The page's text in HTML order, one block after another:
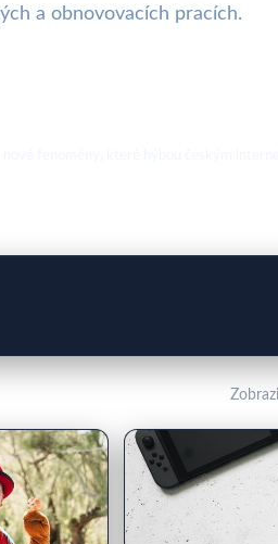
a obnovovacích pracích.